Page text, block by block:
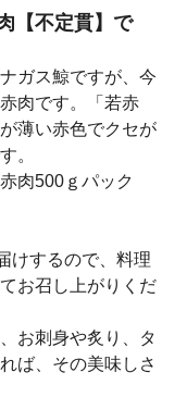
【不定貫】で
ガス鯨ですが、今
肉です。「若赤
薄い赤色でクセが
。
肉500ｇパック
けするので、料理
お召し上がりくだ
お刺身や炙り、タ
ば、その美味しさ